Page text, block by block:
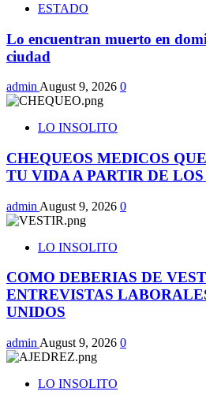
ESTADO
Lo encuentran muerto en
ciudad
admin August 9, 2026 0
LO INSOLITO
CHEQUEOS MEDICOS
TU VIDA A PARTIR DE LOS
admin August 9, 2026 0
LO INSOLITO
COMO DEBERIAS DE
ENTREVISTAS
UNIDOS
admin August 9, 2026 0
LO INSOLITO